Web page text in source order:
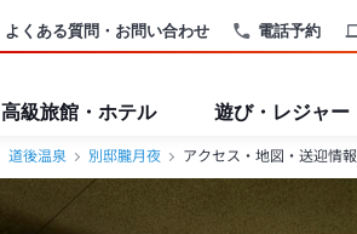
電話予約
よくある質問・お問い合わせ
高級旅館・ホテル 遊び・レジャー
道後温泉 別邸朧月夜 アクセス・地図・送迎情報